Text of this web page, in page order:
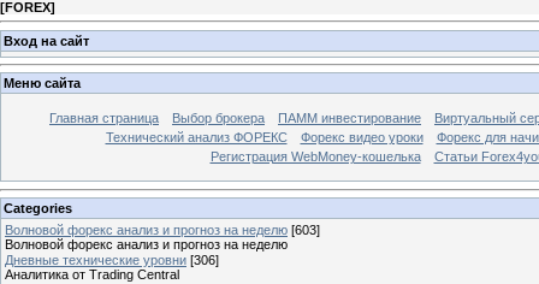
[FOREX]
Вход на сайт
Меню сайта
Главная страница Выбор брокера ПАММ инвестирование
Виртуальный
Технический анализ ФОРЕКС
Форекс видео уроки
Форекс для
Регистрация WebMoney-кошелька
Статьи
Categories
Волновой форекс анализ и прогноз на неделю [603]
Волновой форекс анализ и прогноз на неделю
Дневные технические уровни [306]
Аналитика от Trading Central